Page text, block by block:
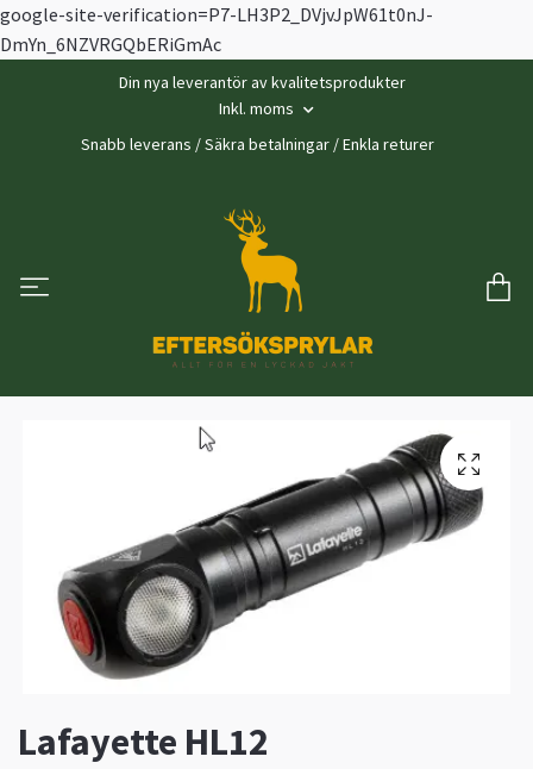
google-site-verification=P7-LH3P2_DVjvJpW61t0nJ-
DmYn_6NZVRGQbERiGmAc
Din nya leverantör av kvalitetsprodukter
Inkl. moms
Snabb leverans / Säkra betalningar / Enkla returer
Lafayette HL12